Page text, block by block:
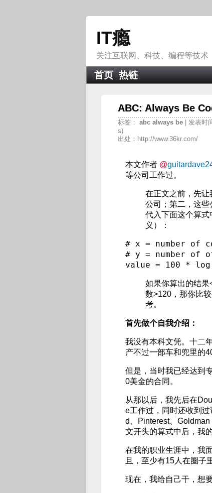
IT瘾
关注互联网、科技、编程等技术
首页 热链
ABC: Always Be
标签： abc always be | 发表时
s)
出处：http://www.36kr.com/
本文作者 @
等公司工作过。
在正文之前，先
公司；第二，这
代入下面这个算
义）：
# x = number of
# y = number of
如果你算出的结
数>120，那你比
考。
首先做个自我介绍：
我没有本科文凭。十二
产不过一部车和兜里的
但是，当时我已经达到
0美金的合同。
从那以后，我先后在
e工作过，同时还收到
d、Pinterest、
文开头的算式中后，我
在我的职业生涯中，我
且，至少有15人在圈子
现在，我给自己干，想